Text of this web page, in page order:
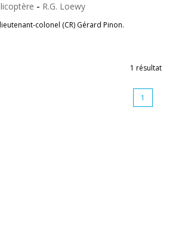
- R.G. Loewy
colonel (CR) Gérard Pinon.
1 résultat
1